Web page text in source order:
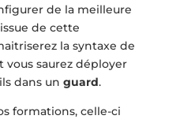
de la meilleure
de cette
la syntaxe de
vous saurez déployer
dans un guard.
formations, celle-ci